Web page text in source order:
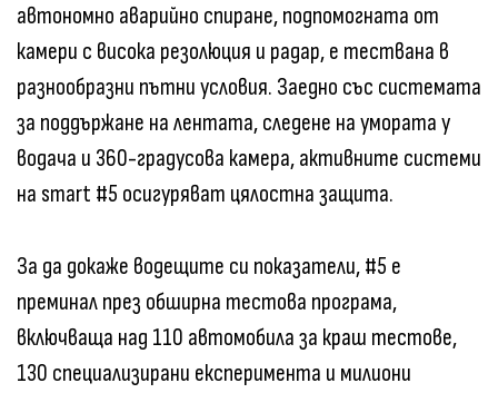
автономно аварийно спиране, подпомогната от
камери с висока резолюция и радар, е тествана в
разнообразни пътни условия. Заедно със системата
за поддържане на лентата, следене на умората у
водача и 360-градусова камера, активните системи
на smart #5 осигуряват цялостна защита.
За да докаже водещите си показатели, #5 е
преминал през обширна тестова програма,
включваща над 110 автомобила за краш тестове,
130 специализирани експеримента и милиони